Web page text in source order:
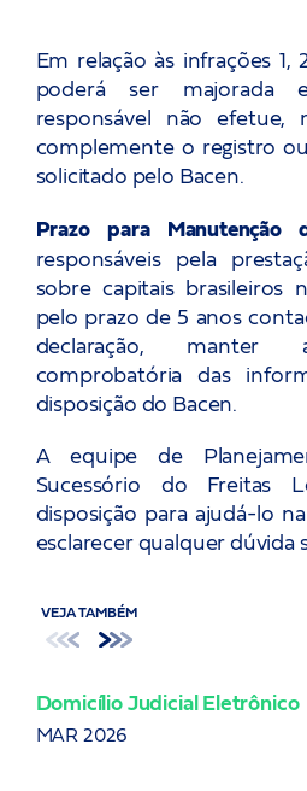
Em relação às infrações
poderá ser
responsável não
complemente o registro
solicitado pelo Bacen.
Prazo para Manutenção
responsáveis pela
sobre capitais brasileiros
pelo prazo de 5 anos
declaração, manter
comprobatória das
disposição do Bacen.
A equipe de
Sucessório do Freitas
disposição para ajudá-lo
esclarecer qualquer dúvida
VEJA TAMBÉM
Domicílio Judicial Eletrônico
MAR 2026